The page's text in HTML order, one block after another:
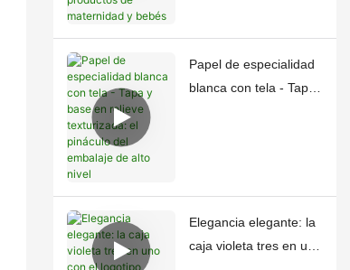
Papel de especialidad
blanca con tela - Tapa
Elegancia elegante: la
caja violeta tres en uno